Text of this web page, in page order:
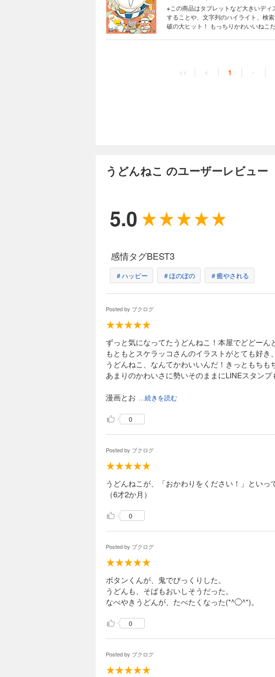
※この商品はタブレットなど大きいデ
することや、文字列のハイライト、検索、辞書の
破の大ヒット！ もっちりかわいいねこだらけのシリーズ第5弾!! 巷を
<< < 1 ・
うどんねこ のユーザーレビュー
5.0
感情タグBEST3
＃ハッピー ＃ほのぼの ＃癒やされる
Posted by ブクログ
ずっと気になってたうどんねこ！本屋でどどーん
もともとスケラッコさんのイラストがとても好き
うどんねこ、なんてかわいいんだ！きっともちも
あまりのかわいさに勢いそのままにLINEスタンプ
漫画とお ...続きを読む
0
Posted by ブクログ
うどんねこが、「おかわりをください！」とい
（6才2か月）
0
Posted by ブクログ
ボタンくんが、鬼でびっくりした。
うどんも、そばもおいしそうだった。
なべやきうどんが、たべたくなった(*^◯^*)。
0
Posted by ブクログ